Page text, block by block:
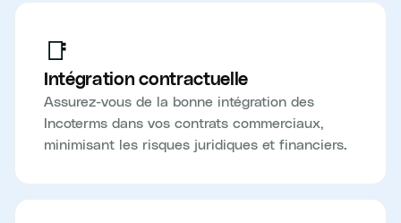
📑
Intégration contractuelle
Assurez-vous de la bonne intégration des
Incoterms dans vos contrats commerciaux,
minimisant les risques juridiques et financiers.